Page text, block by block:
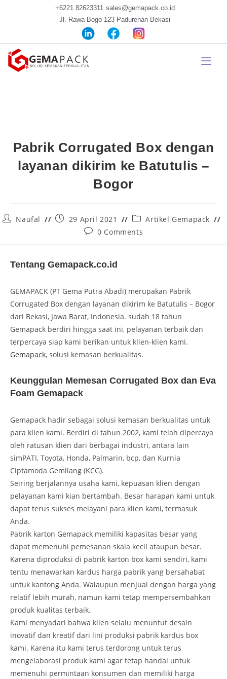
+6221 82623311 sales@gemapack.co.id
Jl. Rawa Bogo 123 Padurenan Bekasi
Pabrik Corrugated Box dengan
layanan dikirim ke Batutulis –
Bogor
Naufal 29 April 2021
Artikel Gemapack
0 Comments
Tentang Gemapack.co.id
GEMAPACK (PT Gema Putra Abadi) merupakan Pabrik
Corrugated Box dengan layanan dikirim ke Batutulis – Bogor
dari Bekasi, Jawa Barat, Indonesia. sudah 18 tahun
Gemapack berdiri hingga saat ini, pelayanan terbaik dan
terpercaya siap kami berikan untuk klien-klien kami.
Gemapack, solusi kemasan berkualitas.
Keunggulan Memesan Corrugated Box dan Eva
Foam Gemapack
Gemapack hadir sebagai solusi kemasan berkualitas untuk
para klien kami. Berdiri di tahun 2002, kami telah dipercaya
oleh ratusan klien dari berbagai industri, antara lain
simPATI, Toyota, Honda, Palmarin, bcp, dan Kurnia
Ciptamoda Gemilang (KCG).
Seiring berjalannya usaha kami, kepuasan klien dengan
pelayanan kami kian bertambah. Besar harapan kami untuk
dapat terus sukses melayani para klien kami, termasuk
Anda.
Pabrik karton Gemapack memiliki kapasitas besar yang
dapat memenuhi pemesanan skala kecil ataupun besar.
Karena diproduksi di pabrik karton box kami sendiri, kami
tentu menawarkan kardus harga pabrik yang bersahabat
untuk kantong Anda. Walaupun menjual dengan harga yang
relatif lebih murah, namun kami tetap mempersembahkan
produk kualitas terbaik.
Kami menyadari bahwa klien selalu menuntut desain
inovatif dan kreatif dari lini produksi pabrik kardus box
kami. Karena itu kami terus terdorong untuk terus
mengelaborasi produk kami agar tetap handal untuk
memenuhi permintaan konsumen dan memiliki harga